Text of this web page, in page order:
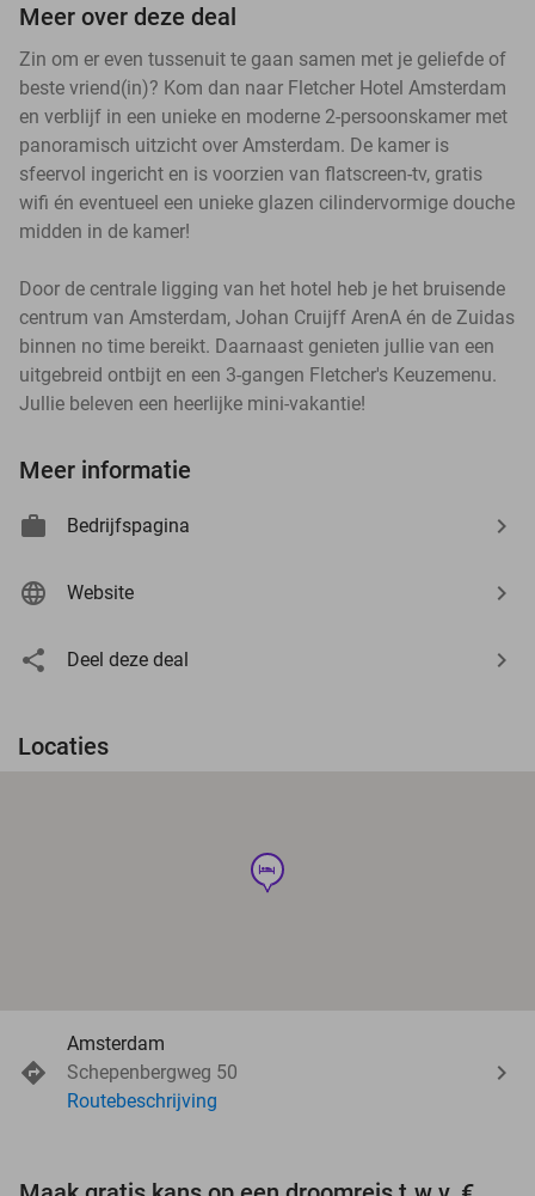
Meer over deze deal
Zin om er even tussenuit te gaan samen met je geliefde of
beste vriend(in)? Kom dan naar Fletcher Hotel Amsterdam
en verblijf in een unieke en moderne 2-persoonskamer met
panoramisch uitzicht over Amsterdam. De kamer is
sfeervol ingericht en is voorzien van flatscreen-tv, gratis
wifi én eventueel een unieke glazen cilindervormige douche
midden in de kamer!
Door de centrale ligging van het hotel heb je het bruisende
centrum van Amsterdam, Johan Cruijff ArenA én de Zuidas
binnen no time bereikt. Daarnaast genieten jullie van een
uitgebreid ontbijt en een 3-gangen Fletcher's Keuzemenu.
Jullie beleven een heerlijke mini-vakantie!
Meer informatie
Bedrijfspagina
Website
Deel deze deal
Locaties
hotel
Amsterdam
Schepenbergweg 50
Routebeschrijving